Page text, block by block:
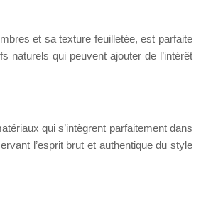
et sa texture feuilletée, est parfaite
naturels qui peuvent ajouter de l’intérêt
qui s’intègrent parfaitement dans
l’esprit brut et authentique du style